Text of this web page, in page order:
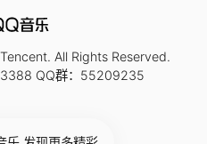
Tencent. All Rights Reserved.
QQ群：55209235